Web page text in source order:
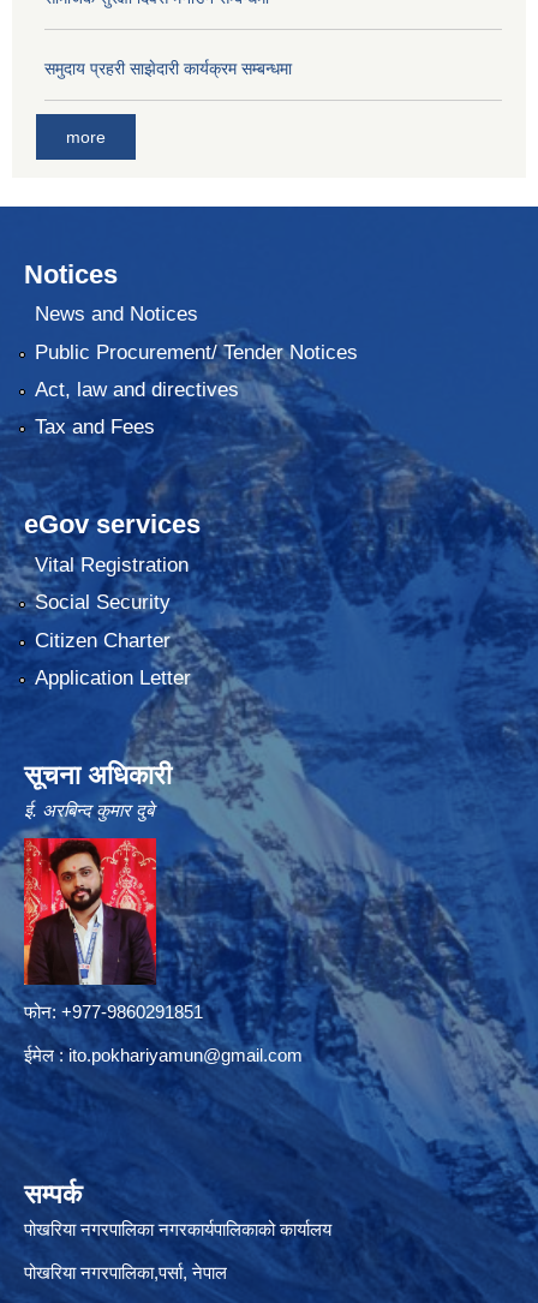
समुदाय प्रहरी साझेदारी कार्यक्रम सम्बन्धमा
more
Notices
News and Notices
Public Procurement/ Tender Notices
Act, law and directives
Tax and Fees
eGov services
Vital Registration
Social Security
Citizen Charter
Application Letter
सूचना अधिकारी
ई. अरबिन्द कुमार दुबे
फोन: +977-9860291851
ईमेल :ito.pokhariyamun@gmail.com
सम्पर्क
पोखरिया नगरपालिका नगरकार्यपालिकाको कार्यालय
पोखरिया नगरपालिका,पर्सा, नेपाल